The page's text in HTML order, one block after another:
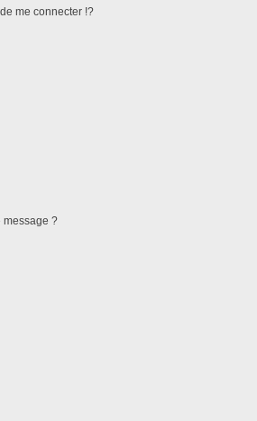
me connecter !?
message ?